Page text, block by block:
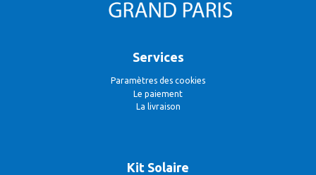
Services
Paramètres des cookies
Le paiement
La livraison
Kit Solaire